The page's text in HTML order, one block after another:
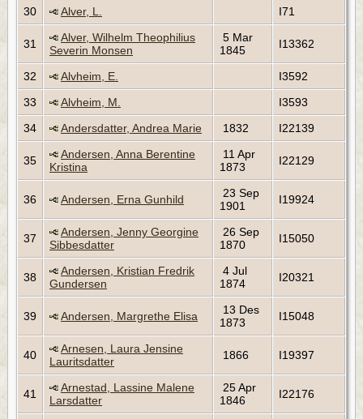
30
Alver, L. I71
31
Alver, Wilhelm Theophilius
Severin Monsen
5 Mar
1845
I13362
32 Alvheim, E.
I3592
33
Alvheim, M.
I3593
34
Andersdatter, Andrea Marie 1832 I22139
35
Andersen, Anna Berentine
Kristina
11 Apr
1873
I22129
36 Andersen, Erna Gunhild
23 Sep
1901
I19924
37
Andersen, Jenny Georgine
Sibbesdatter
26 Sep
1870
I15050
38
Andersen, Kristian Fredrik
Gundersen
4 Jul
1874
I20321
39 Andersen, Margrethe Elisa
13 Des
1873
I15048
40
Arnesen, Laura Jensine
Lauritsdatter
1866 I19397
41
Arnestad, Lassine Malene
Larsdatter
25 Apr
1846
I22176